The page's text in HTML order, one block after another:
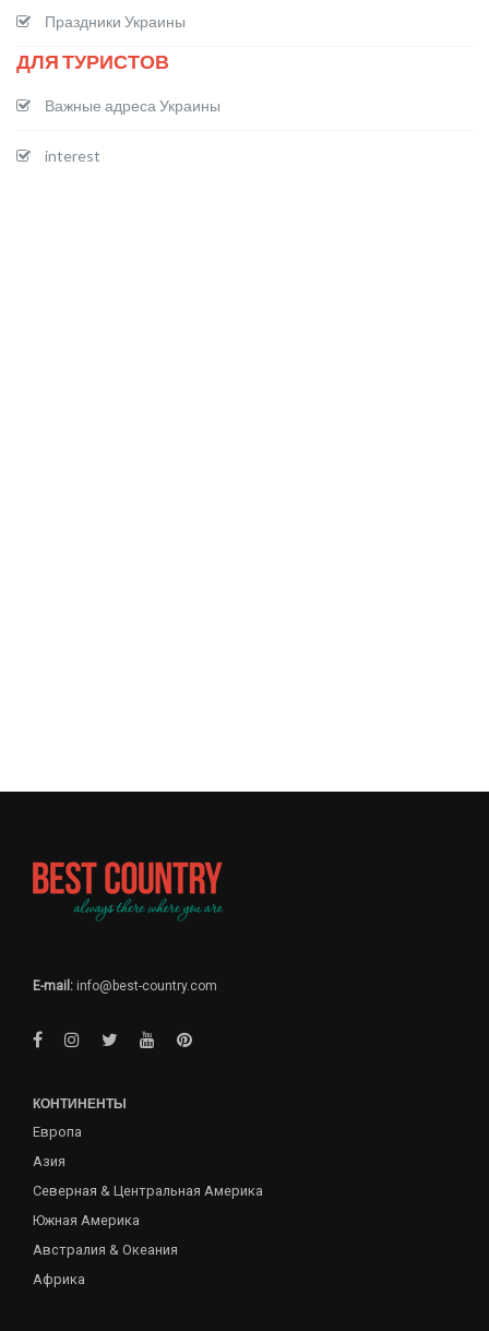
Праздники Украины
ДЛЯ ТУРИСТОВ
Важные адреса Украины
interest
E-mail: info@best-country.com
КОНТИНЕНТЫ
Европа
Азия
Северная & Центральная Америка
Южная Америка
Австралия & Океания
Африка